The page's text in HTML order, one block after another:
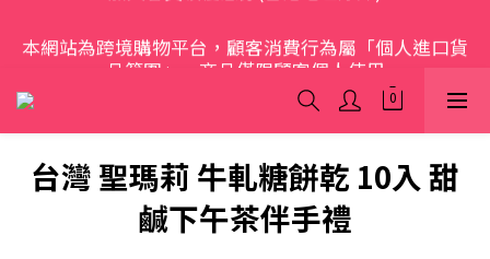
品範圍」，商品僅限顧客個人使用
歡迎光臨 S.A.W
台灣 聖瑪莉 牛軋糖餅乾 10入 甜
鹹下午茶伴手禮